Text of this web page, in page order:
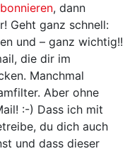
, dann
Geht ganz schnell:
und – ganz wichtig!!
die dir im
Manchmal
Aber ohne
:-) Dass ich mit
du dich auch
und dass dieser